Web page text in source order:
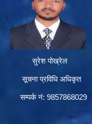
सुरेश पोख्रेल
सूचना प्रविधि अधिकृत
सम्पर्क नं: 9857868029